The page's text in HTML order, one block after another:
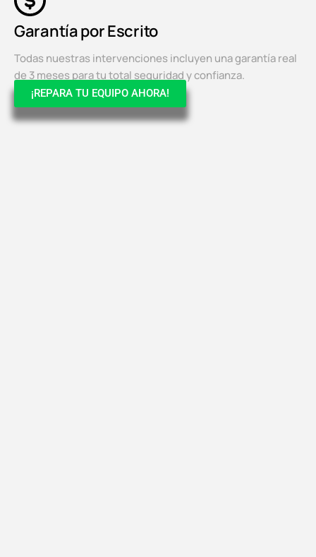
Garantía por Escrito
Todas nuestras intervenciones incluyen una garantía real
de 3 meses para tu total seguridad y confianza.
¡REPARA TU EQUIPO AHORA!